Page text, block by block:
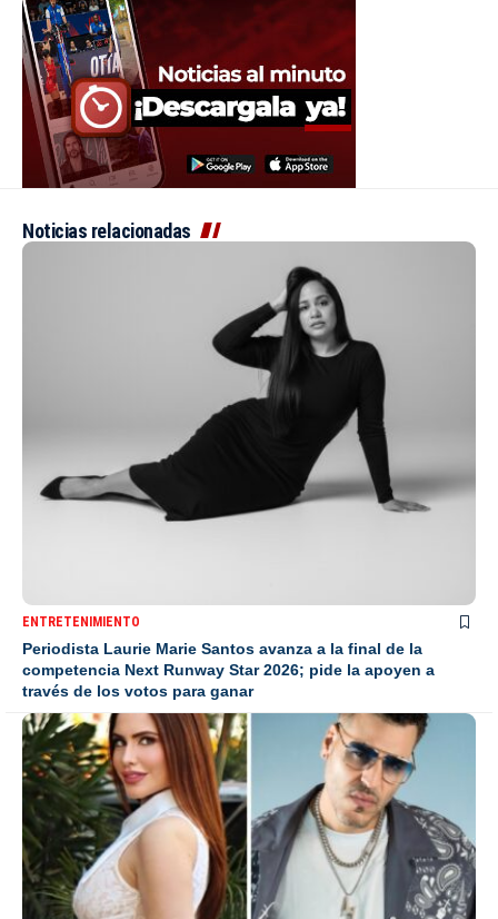
Noticias relacionadas
ENTRETENIMIENTO
Periodista Laurie Marie Santos avanza a la final de la
competencia Next Runway Star 2026; pide la apoyen a
través de los votos para ganar